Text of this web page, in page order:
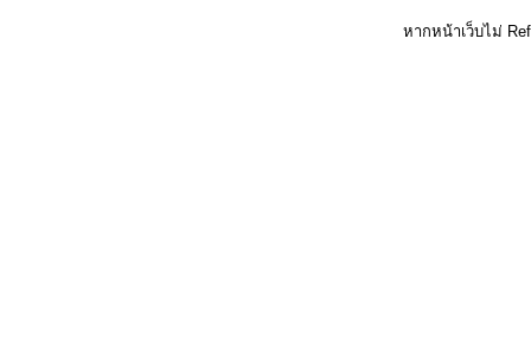
หากหน้าเว็บไม่